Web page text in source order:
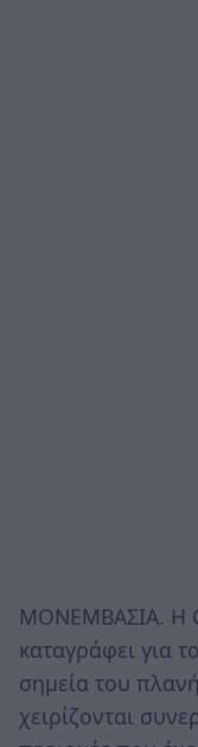
ΜΟΝΕΜΒΑΣΙΑ. Η
καταγράφει για
σημεία του
χειρίζονται